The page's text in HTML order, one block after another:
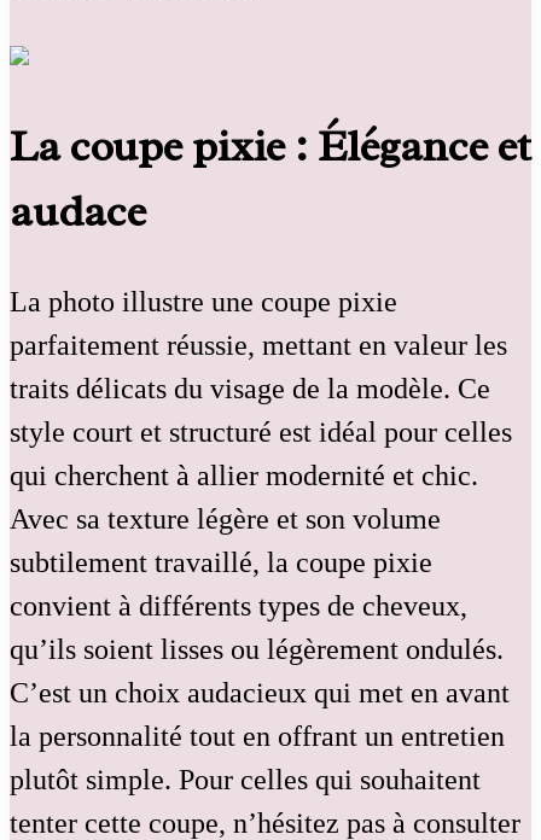
La coupe pixie : Élégance et
audace
La photo illustre une coupe pixie
parfaitement réussie, mettant en valeur les
traits délicats du visage de la modèle. Ce
style court et structuré est idéal pour celles
qui cherchent à allier modernité et chic.
Avec sa texture légère et son volume
subtilement travaillé, la coupe pixie
convient à différents types de cheveux,
qu’ils soient lisses ou légèrement ondulés.
C’est un choix audacieux qui met en avant
la personnalité tout en offrant un entretien
plutôt simple. Pour celles qui souhaitent
tenter cette coupe, n’hésitez pas à consulter